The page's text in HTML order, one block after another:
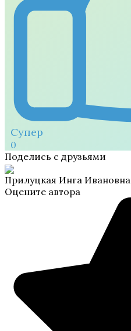
Супер
0
Поделись с друзьями
Прилуцкая Инга Ивановна
Оцените автора